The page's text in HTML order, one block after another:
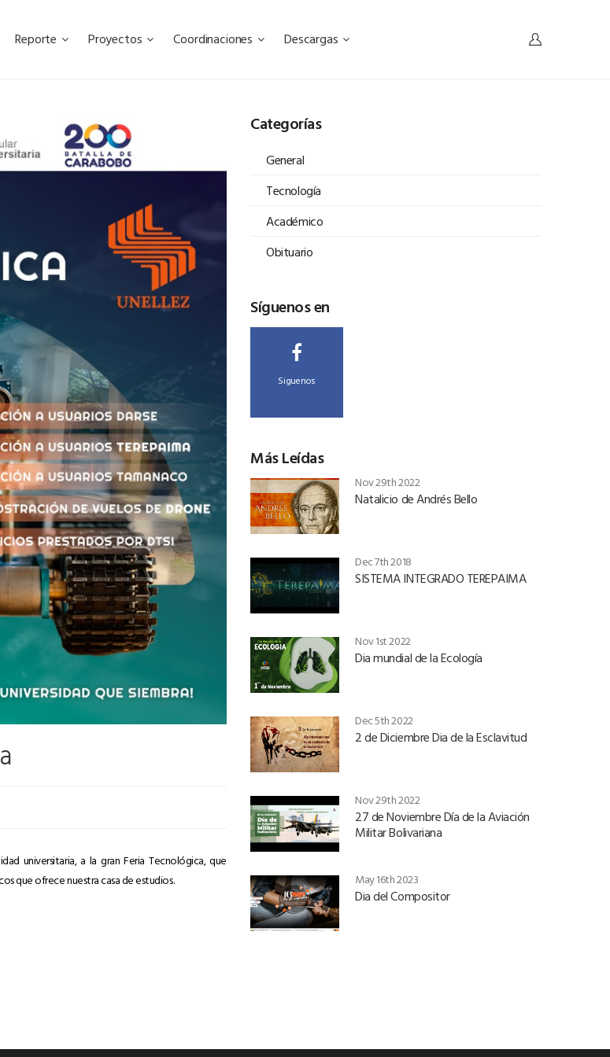
Reporte Proyectos Coordinaciones Descargas
universitaria, a la gran Feria Tecnológica, que
que ofrece nuestra casa de estudios.
Categorías
General
Tecnología
Académico
Obituario
Síguenos en
Siguenos
Más Leídas
Nov 29th 2022
Natalicio de Andrés Bello
Dec 7th 2018
SISTEMA INTEGRADO TEREPAIMA
Nov 1st 2022
Dia mundial de la Ecología
Dec 5th 2022
2 de Diciembre Dia de la Esclavitud
Nov 29th 2022
27 de Noviembre Día de la Aviación
Militar Bolivariana
May 16th 2023
Dia del Compositor